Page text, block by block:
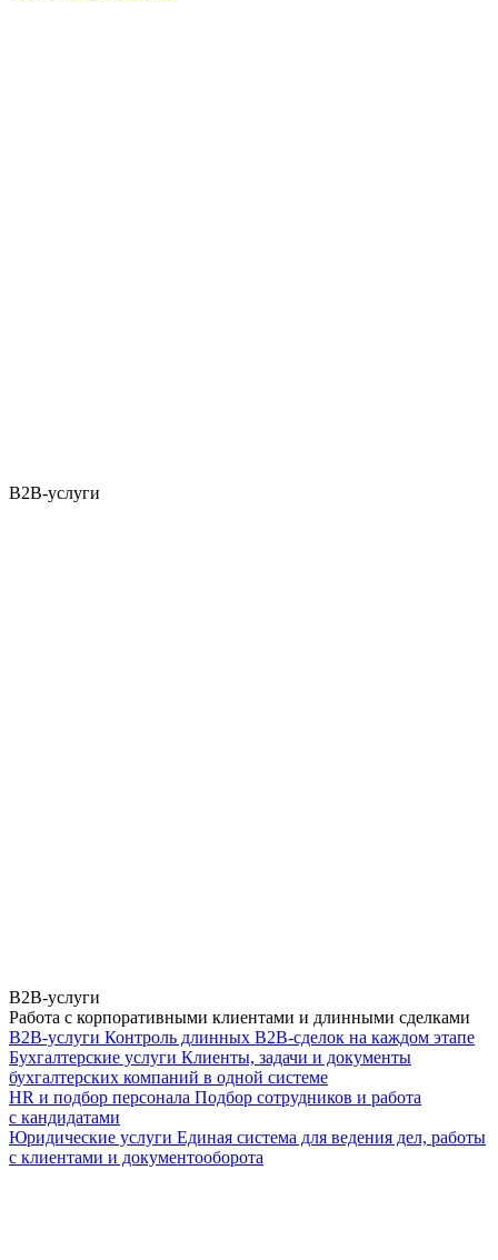
B2B-услуги
B2B-услуги
Работа с корпоративными клиентами и длинными сделками
B2B-услуги Контроль длинных B2B-сделок на каждом этапе
Бухгалтерские услуги Клиенты, задачи и документы
бухгалтерских компаний в одной системе
HR и подбор персонала Подбор сотрудников и работа
с кандидатами
Юридические услуги Единая система для ведения дел, работы
с клиентами и документооборота